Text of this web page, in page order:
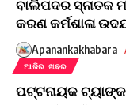
ବାଲିପଦର ସ୍ନାତକ
କରଣ କର୍ମଶାଳା
Apanankakhabara
ଆଜିର ଖବର
ପଟ୍ଟନାୟକ